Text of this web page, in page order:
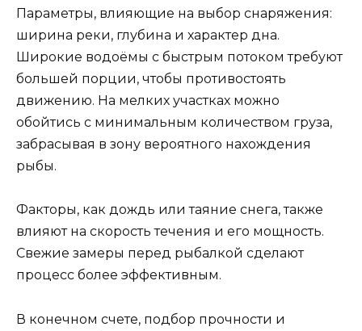
Параметры, влияющие на выбор снаряжения:
ширина реки, глубина и характер дна.
Широкие водоёмы с быстрым потоком требуют
большей порции, чтобы противостоять
движению. На мелких участках можно
обойтись с минимальным количеством груза,
забрасывая в зону вероятного нахождения
рыбы.
Факторы, как дождь или таяние снега, также
влияют на скорость течения и его мощность.
Свежие замеры перед рыбалкой сделают
процесс более эффективным.
В конечном счете, подбор прочности и